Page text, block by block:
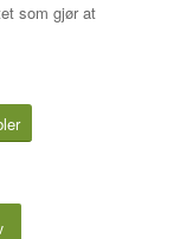
som gjør at